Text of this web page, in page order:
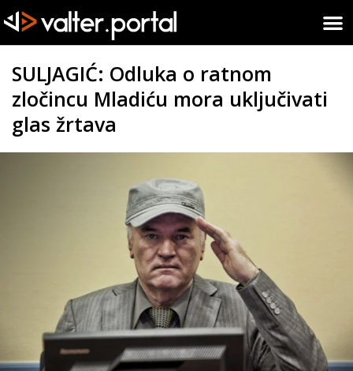
SULJAGIĆ: Odluka o ratnom
zločincu Mladiću mora uključivati
glas žrtava